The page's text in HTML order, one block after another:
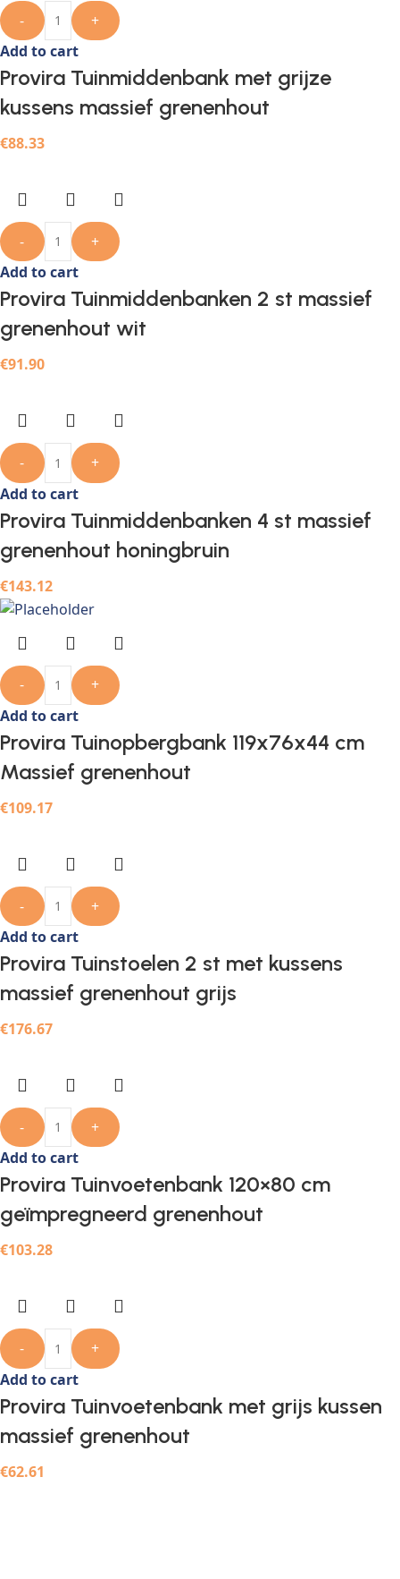
-
+
Add to cart
Provira Tuinmiddenbank met grijze
kussens massief grenenhout
€88.33
-
+
Add to cart
Provira Tuinmiddenbanken 2 st massief
grenenhout wit
€91.90
-
+
Add to cart
Provira Tuinmiddenbanken 4 st massief
grenenhout honingbruin
€143.12
-
+
Add to cart
Provira Tuinopbergbank 119x76x44 cm
Massief grenenhout
€109.17
-
+
Add to cart
Provira Tuinstoelen 2 st met kussens
massief grenenhout grijs
€176.67
-
+
Add to cart
Provira Tuinvoetenbank 120×80 cm
geïmpregneerd grenenhout
€103.28
-
+
Add to cart
Provira Tuinvoetenbank met grijs kussen
massief grenenhout
€62.61